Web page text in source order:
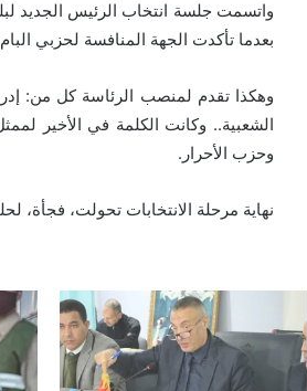
واتسمت جلسة انتخاب الرئيس الجديد
بعدما تأكدت الجهة المنافسة لحزبي
وهكذا تقدم لمنصب الرئاسة كل من:
الشعبية.. وكانت الكلمة في الأخير
وحزب الأحرار.
نهاية مرحلة الانتخابات تحولت، فجأة،